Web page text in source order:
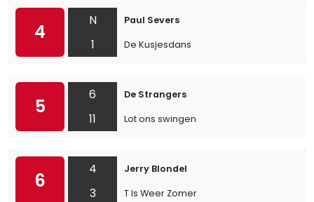
4
N
1
Paul Severs
De Kusjesdans
5
6
11
De Strangers
Lot ons swingen
6
4
3
Jerry Blondel
T Is Weer Zomer